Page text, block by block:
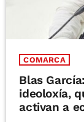
COMARCA
Blas
ideoloxía,
activan a